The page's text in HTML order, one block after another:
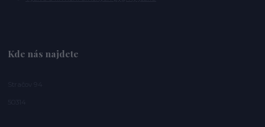
Kde nás najdete